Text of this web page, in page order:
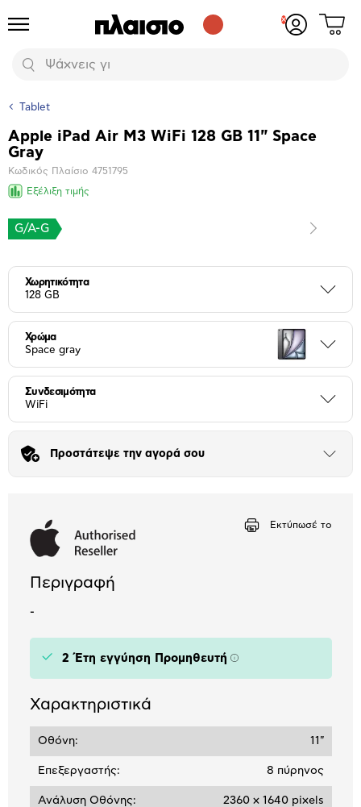
Προϊόντα
Αναζήτηση
Δες
Tablet
Βασικά
χαρακτηριστικά
Apple iPad Air M3 WiFi 128 GB 11" Space
Gray
Κωδικός Πλαίσιο 4751795
Εξέλιξη τιμής
Επόμενο
G/A-G
Χωρητικότητα
128 GB
Χρώμα
Space gray
Συνδεσιμότητα
WiFi
Προστάτεψε την αγορά σου
Άνοιξε
Εκτύπωσέ το
Περιγραφή
-
2 Έτη εγγύηση Προμηθευτή Πληροφορίες
Χαρακτηριστικά
Οθόνη: 11"
Επεξεργαστής: 8 πύρηνος
Ανάλυση Οθόνης: 2360 x 1640 pixels